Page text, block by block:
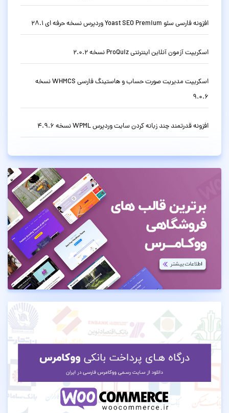
افزونه فارسی سئو Yoast SEO Premium وردپرس نسخه حرفه ای 28.1
اسکریپت آزمون آنلاین اینترنتی ProQuiz نسخه 2.0.2
اسکریپت مدیریت صورت حساب و هاستینگ فارسی WHMCS نسخه
9.0.6
افزونه قدرتمند چند زبانه کردن سایت وردپرس WPML نسخه 4.9.6